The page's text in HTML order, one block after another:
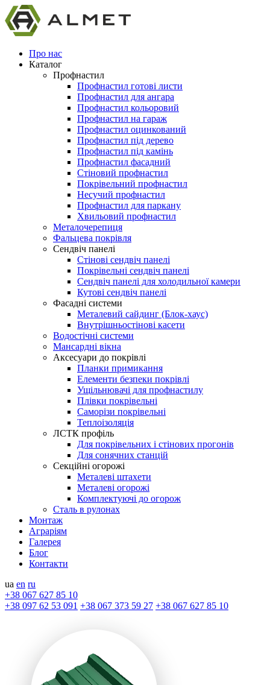
Про нас
Каталог
Профнастил
Профнастил готові листи
Профнастил для ангара
Профнастил кольоровий
Профнастил на гараж
Профнастил оцинкований
Профнастил під дерево
Профнастил під камінь
Профнастил фасадний
Стіновий профнастил
Покрівельний профнастил
Несучий профнастил
Профнастил для паркану
Хвильовий профнастил
Металочерепиця
Фальцева покрівля
Сендвіч панелі
Стінові сендвіч панелі
Покрівельні сендвіч панелі
Сендвіч панелі для холодильної камери
Кутові сендвіч панелі
Фасадні системи
Металевий сайдинг (Блок-хаус)
Внутрішньостінові касети
Водостічні системи
Мансардні вікна
Аксесуари до покрівлі
Планки примикання
Елементи безпеки покрівлі
Ущільнювачі для профнастилу
Плівки покрівельні
Саморізи покрівельні
Теплоізоляція
ЛСТК профіль
Для покрівельних і стінових прогонів
Для сонячних станцій
Секційні огорожі
Металеві штахети
Металеві огорожі
Комплектуючі до огорож
Сталь в рулонах
Монтаж
Аграріям
Галерея
Блог
Контакти
ua en ru
+38 067 627 85 10
+38 097 62 53 091 +38 067 373 59 27 +38 067 627 85 10